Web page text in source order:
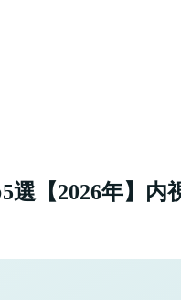
5選【2026年】 内